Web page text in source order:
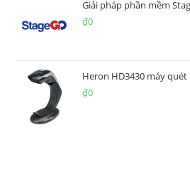
Giải pháp phần mềm
₫0
Heron HD3430 máy
₫0